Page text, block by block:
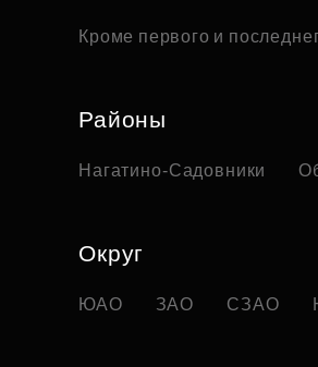
Кроме первого и
Районы
Нагатино-Садовники
Округ
ЮАО ЗАО СЗАО